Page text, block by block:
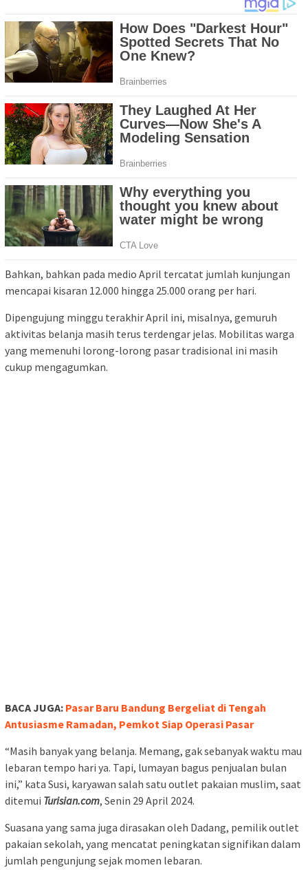
Bahkan, bahkan pada medio April tercatat jumlah kunjungan
mencapai kisaran 12.000 hingga 25.000 orang per hari.
Dipengujung minggu terakhir April ini, misalnya, gemuruh
aktivitas belanja masih terus terdengar jelas. Mobilitas warga
yang memenuhi lorong-lorong pasar tradisional ini masih
cukup mengagumkan.
BACA JUGA: Pasar Baru Bandung Bergeliat di Tengah
Antusiasme Ramadan, Pemkot Siap Operasi Pasar
“Masih banyak yang belanja. Memang, gak sebanyak waktu mau
lebaran tempo hari ya. Tapi, lumayan bagus penjualan bulan
ini,” kata Susi, karyawan salah satu outlet pakaian muslim, saat
ditemui Turisian.com, Senin 29 April 2024.
Suasana yang sama juga dirasakan oleh Dadang, pemilik outlet
pakaian sekolah, yang mencatat peningkatan signifikan dalam
jumlah pengunjung sejak momen lebaran.